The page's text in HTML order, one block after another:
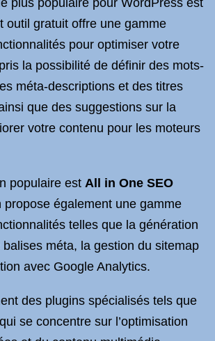
plus populaire pour WordPress est
outil gratuit offre une gamme
pour optimiser votre
la possibilité de définir des mots-
méta-descriptions et des titres
que des suggestions sur la
votre contenu pour les moteurs
populaire est All in One SEO
propose également une gamme
telles que la génération
méta, la gestion du sitemap
avec Google Analytics.
des plugins spécialisés tels que
qui se concentre sur l’optimisation